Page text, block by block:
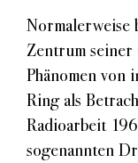
Normalerweise
Zentrum
Phänomen von
Ring als
Radioarbeit
sogenannten